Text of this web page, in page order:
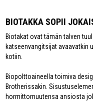
BIOTAKKA SOPII
Biotakat ovat tämän talven
katseenvangitsijat
kotiin.
Biopolttoaineella toimiva
Brotherissakin.
hormittomuutensa ansiosta